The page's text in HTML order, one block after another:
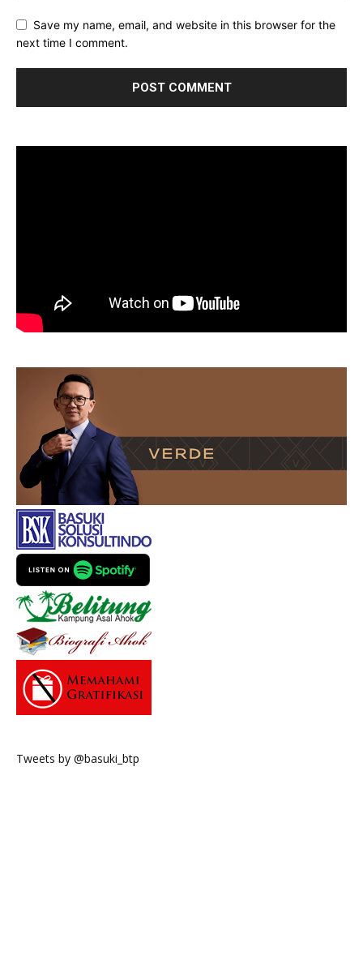
Save my name, email, and website in this browser for the
next time I comment.
Tweets by @basuki_btp